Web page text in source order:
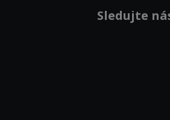
Sledujte